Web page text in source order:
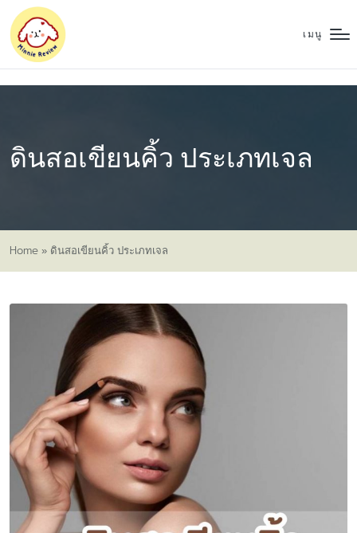
เมนู
ดินสอเขียนคิ้ว ประเภทเจล
Home » ดินสอเขียนคิ้ว ประเภทเจล